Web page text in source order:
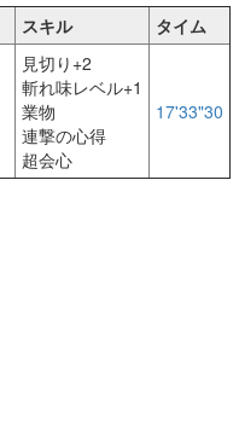
スキル タイム
見切り+2
斬れ味レベル+1
業物
連撃の心得
超会心
17'33"30